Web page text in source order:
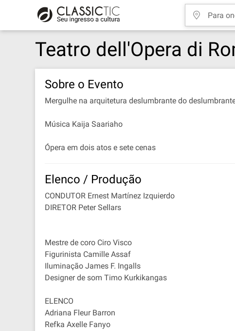
Teatro dell'Opera di
Sobre o Evento
Mergulhe na arquitetura deslumbrante do
Música Kaija Saariaho
Ópera em dois atos e sete cenas
Elenco / Produção
CONDUTOR Ernest Martínez Izquierdo
DIRETOR Peter Sellars
Mestre de coro Ciro Visco
Figurinista Camille Assaf
Iluminação James F. Ingalls
Designer de som Timo Kurkikangas
ELENCO
Adriana Fleur Barron
Refka Axelle Fanyo